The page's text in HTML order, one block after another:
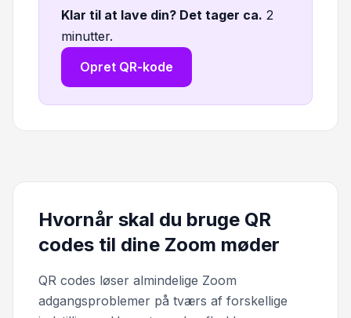
Klar til at lave din? Det tager ca. 2
minutter.
Opret QR-kode
Hvornår skal du bruge QR
codes til dine Zoom møder
QR codes løser almindelige Zoom
adgangsproblemer på tværs af forskellige